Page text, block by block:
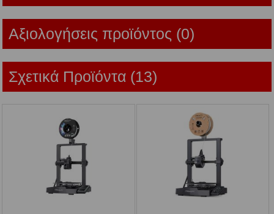
Αξιολογήσεις προϊόντος (0)
Σχετικά Προϊόντα (13)